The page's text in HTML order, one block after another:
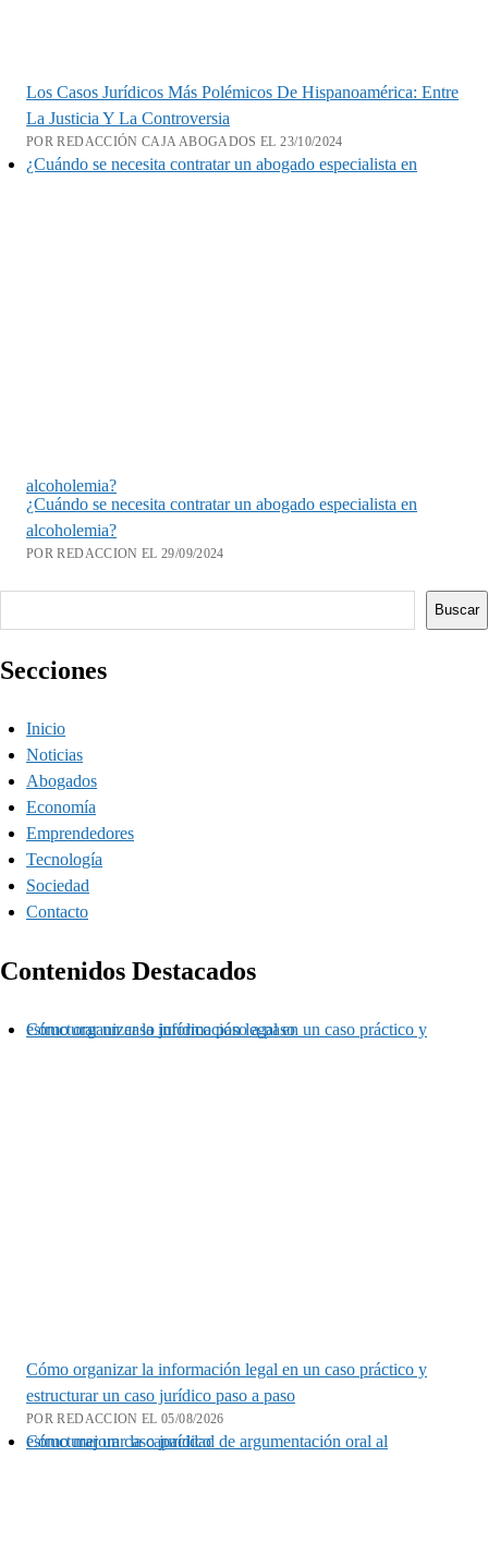
Los Casos Jurídicos Más Polémicos De Hispanoamérica: Entre
La Justicia Y La Controversia
POR REDACCIÓN CAJA ABOGADOS EL 23/10/2024
¿Cuándo se necesita contratar un abogado especialista en
alcoholemia?
¿Cuándo se necesita contratar un abogado especialista en
alcoholemia?
POR REDACCION EL 29/09/2024
Buscar
Secciones
Inicio
Noticias
Abogados
Economía
Emprendedores
Tecnología
Sociedad
Contacto
Contenidos Destacados
Cómo organizar la información legal en un caso práctico y estructurar un caso jurídico paso a paso
Cómo organizar la información legal en un caso práctico y
estructurar un caso jurídico paso a paso
POR REDACCION EL 05/08/2026
Cómo mejorar la capacidad de argumentación oral al estructurar un caso jurídico